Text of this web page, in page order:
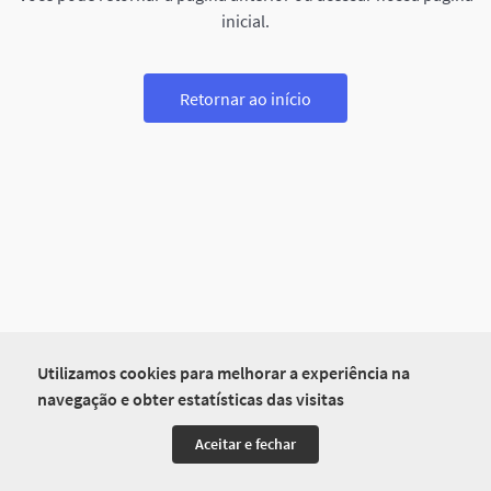
Utilizamos cookies para melhorar a experiência na
navegação e obter estatísticas das visitas
Aceitar e fechar
inicial.
Retornar ao início